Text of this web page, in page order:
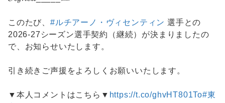
このたび、 #ルチアーノ・ヴィセンティン 選手との
2026-27シーズン選手契約（継続）が決まりましたの
で、お知らせいたします。
引き続きご声援をよろしくお願いいたします。
▼本人コメントはこちら▼ https://t.co/ghvHT801To#東